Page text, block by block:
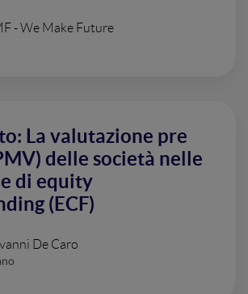
- We Make Future
La valutazione pre
delle società nelle
di equity
(ECF)
De Caro